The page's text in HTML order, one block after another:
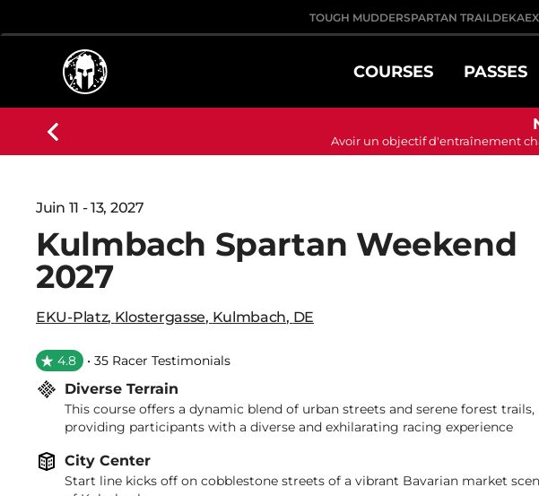
TOUGH MUDDERSPARTAN TRAILDEKA
COURSES PASSES
Avoir un objectif d'entraînement
Juin 11 - 13, 2027
Kulmbach Spartan Weekend
2027
EKU-Platz, Klostergasse, Kulmbach, DE
4.8 • 35 Racer Testimonials
Diverse Terrain
This course offers a dynamic blend of urban streets and serene forest trails,
providing participants with a diverse and exhilarating racing experience
City Center
Start line kicks off on cobblestone streets of a vibrant Bavarian market